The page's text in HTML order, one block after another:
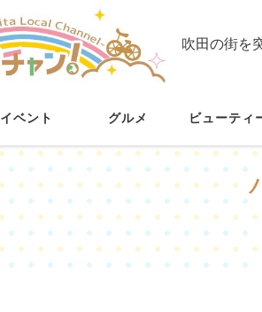
吹田の街を
イベント グルメ ビューティ